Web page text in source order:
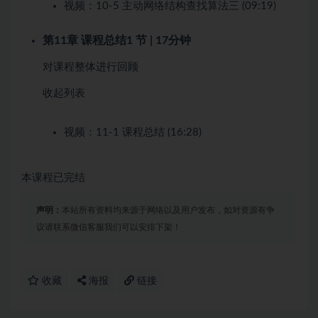
视频： 10-5 主动网络结构查找算法三 (09:19)
第11章 课程总结1 节 | 17分钟
对课程整体进行回顾
收起列表
视频： 11-1 课程总结 (16:28)
本课程已完结
声明： 本站所有资料均来源于网络以及用户发布，如对资源有争
议请联系微信客服我们可以安排下架！
收藏 海报 链接